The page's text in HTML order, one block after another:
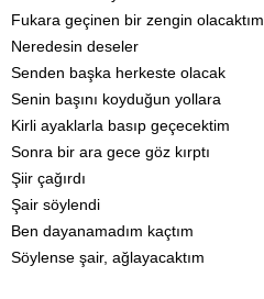
Fukara geçinen bir zengin olacaktım
Neredesin deseler
Senden başka herkeste olacak
Senin başını koyduğun yollara
Kirli ayaklarla basıp geçecektim
Sonra bir ara gece göz kırptı
Şiir çağırdı
Şair söylendi
Ben dayanamadım kaçtım
Söylense şair, ağlayacaktım